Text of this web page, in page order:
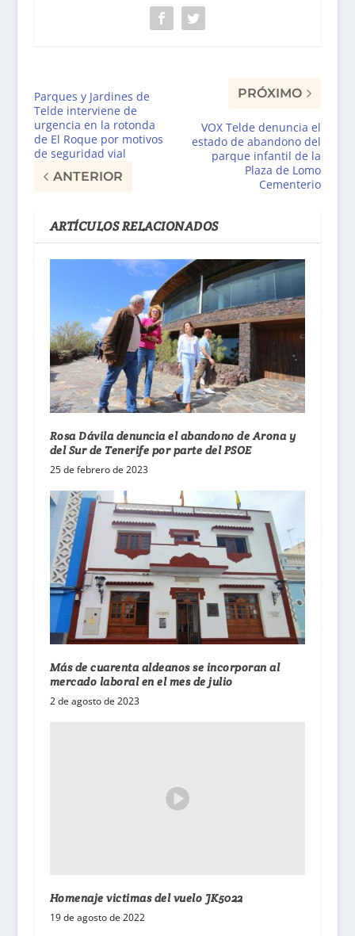
Parques y Jardines de
Telde interviene de
urgencia en la rotonda
de El Roque por motivos
de seguridad vial
ANTERIOR
PRÓXIMO
VOX Telde denuncia el
estado de abandono del
parque infantil de la
Plaza de Lomo
Cementerio
ARTÍCULOS RELACIONADOS
Rosa Dávila denuncia el abandono de Arona y
del Sur de Tenerife por parte del PSOE
25 de febrero de 2023
Más de cuarenta aldeanos se incorporan al
mercado laboral en el mes de julio
2 de agosto de 2023
Homenaje victimas del vuelo JK5022
19 de agosto de 2022